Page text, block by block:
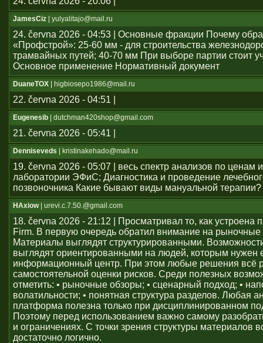
JamesCiz | yulyalitajo@mail.ru
24. června 2026 - 04:53 | Основные фракции Почему
«Профстрой»: 25-60 мм - для строительства
трамвайных путей; 40-70 мм При выборе партии стоит
Основное применение Нормативный документ
DuaneTOX | higbiosepo1986@mail.ru
22. června 2026 - 04:51 |
Eugenesib | dutchman420shop@gmail.com
21. června 2026 - 05:41 |
Denniseveds | kristinakehado@mail.ru
19. června 2026 - 05:07 | весь спектр анализов по ценам
лаборатории ЭФиС; Диагностика и проведение
позвоночника Какие бывают виды мануальной терапии?
HAxiow| urevi.c.7.50.@gmail.com
18. června 2026 - 21:12 | Просматривал то, как устроена
Firm. В первую очередь обратил внимание на рыночные
Материалы выглядят структурированными.
выглядят ориентированными на людей, которым нужен
информационный центр. При этом любые решения всё
самостоятельной оценки рисков. Среди полезных
отметить: • рыночные обзоры; • сценарный подход; •
волатильности; • понятная структура разделов. Любая
платформа полезна только при дисциплинированном
Поэтому перед использованием важно самому
и ограничениях. С точки зрения структуры материалов
достаточно логично.